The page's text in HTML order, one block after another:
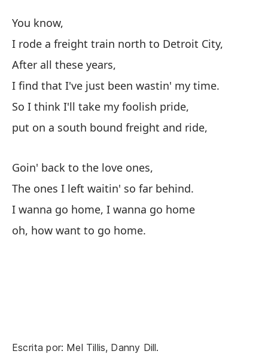
You know,
I rode a freight train north to Detroit City,
After all these years,
I find that I've just been wastin' my time.
So I think I'll take my foolish pride,
put on a south bound freight and ride,
Goin' back to the love ones,
The ones I left waitin' so far behind.
I wanna go home, I wanna go home
oh, how want to go home.
Escrita por: Mel Tillis, Danny Dill.